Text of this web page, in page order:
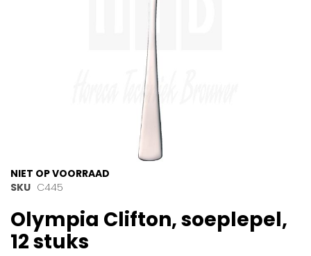
Ga
naar
begin
van
de
NIET OP VOORRAAD
SKU C445
Olympia Clifton, soeplepel,
12 stuks